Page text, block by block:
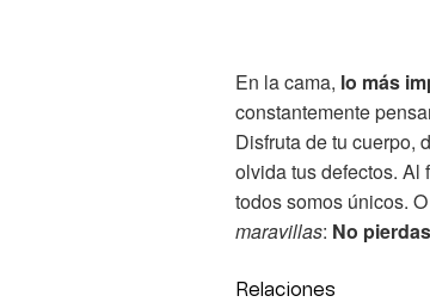
En la cama, lo más
constantemente
Disfruta de tu cuerpo,
olvida tus defectos. Al
todos somos únicos.
maravillas: No
Relaciones